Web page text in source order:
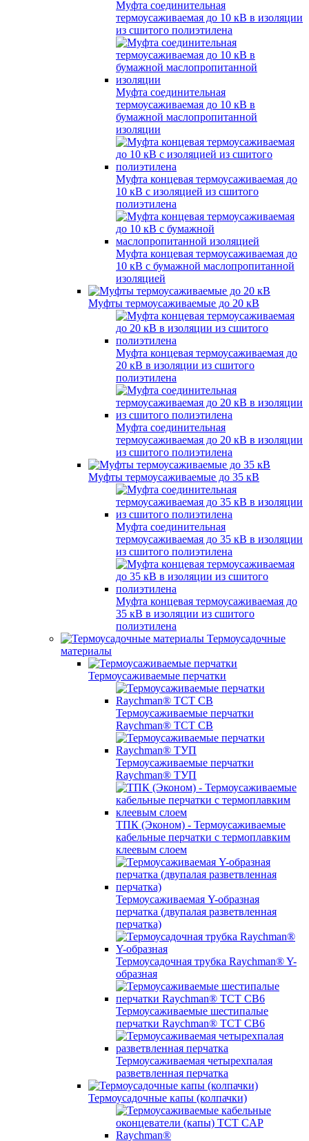
Муфта соединительная
термоусаживаемая до 10 кВ в изоляции
из сшитого полиэтилена
Муфта соединительная
термоусаживаемая до 10 кВ в
бумажной маслопропитанной
изоляции
Муфта концевая термоусаживаемая до
10 кВ с изоляцией из сшитого
полиэтилена
Муфта концевая термоусаживаемая до
10 кВ с бумажной маслопропитанной
изоляцией
Муфты термоусаживаемые до 20 кВ
Муфта концевая термоусаживаемая до
20 кВ в изоляции из сшитого
полиэтилена
Муфта соединительная
термоусаживаемая до 20 кВ в изоляции
из сшитого полиэтилена
Муфты термоусаживаемые до 35 кВ
Муфта соединительная
термоусаживаемая до 35 кВ в изоляции
из сшитого полиэтилена
Муфта концевая термоусаживаемая до
35 кВ в изоляции из сшитого
полиэтилена
Термоусадочные
материалы
Термоусаживаемые перчатки
Термоусаживаемые перчатки
Raychman® TCT CB
Термоусаживаемые перчатки
Raychman® ТУП
ТПК (Эконом) - Термоусаживаемые
кабельные перчатки с термоплавким
клеевым слоем
Термоусаживаемая Y-образная
перчатка (двупалая разветвленная
перчатка)
Термоусадочная трубка Raychman® Y-
образная
Термоусаживаемые шестипалые
перчатки Raychman® ТСТ СВ6
Термоусаживаемая четырехпалая
разветвленная перчатка
Термоусадочные капы (колпачки)